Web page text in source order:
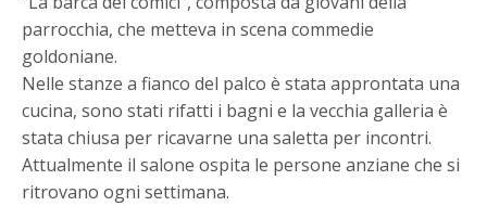
parrocchia, che metteva in scena commedie
goldoniane.
Nelle stanze a fianco del palco è stata approntata una
cucina, sono stati rifatti i bagni e la vecchia galleria è
stata chiusa per ricavarne una saletta per incontri.
Attualmente il salone ospita le persone anziane che si
ritrovano ogni settimana.